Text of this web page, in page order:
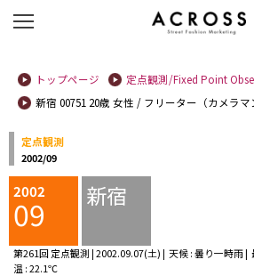
トップページ
定点観測/Fixed Point
新宿 00751 20歳 女性 / フリーター（カメラマ
定点観測
2002/09
2002
09 新宿
第261回 定点観測 | 2002.09.07(土) | 天候 : 曇り一時雨
温 : 22.1℃